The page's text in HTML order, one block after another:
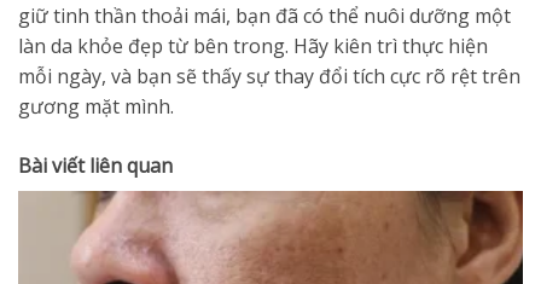
giữ tinh thần thoải mái, bạn đã có thể nuôi dưỡng một
làn da khỏe đẹp từ bên trong. Hãy kiên trì thực hiện
mỗi ngày, và bạn sẽ thấy sự thay đổi tích cực rõ rệt trên
gương mặt mình.
Bài viết liên quan